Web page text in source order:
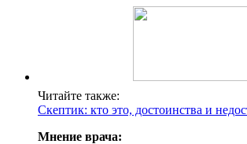
Читайте также:
Скептик: кто это, достоинства и
Мнение врача: